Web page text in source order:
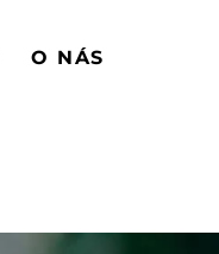
O NÁS